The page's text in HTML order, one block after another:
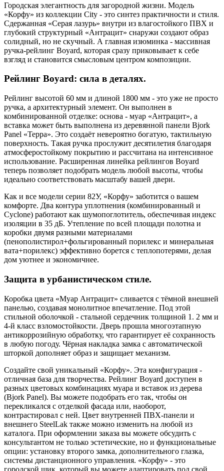
Городская элегантность для загородной жизни. Модель
«Корфу» из коллекции City - это синтез практичности и стиля.
Сдержанная «Серая лазурь» внутри из влагостойкого ПВХ и
глубокий структурный «Антрацит» снаружи создают образ
солидный, но не скучный. А главная изюминка - массивная
ручка-рейлинг Boyard, которая сразу приковывает к себе
взгляд и становится смысловым центром композиции.
Рейлинг Boyard: сила в деталях.
Рейлинг высотой 60 мм и длиной 1800 мм - это уже не просто
ручка, а архитектурный элемент. Он выполнен в
комбинированной отделке: основа - муар «Антрацит», а
вставка может быть выполнена из деревянной панели Bjork
Panel «Терра». Это создаёт невероятно богатую, тактильную
поверхность. Такая ручка прослужит десятилетия благодаря
атмосферостойкому покрытию и рассчитана на интенсивное
использование. Расширенная линейка рейлингов Boyard
теперь позволяет подобрать модель любой высоты, чтобы
идеально соответствовать масштабу вашей двери.
Как и все модели серии 82У, «Корфу» заботится о вашем
комфорте. Два контура уплотнения (комбинированный и
Cyclone) работают как шумопоглотитель, обеспечивая индекс
изоляции в 35 дБ. Утепление по всей площади полотна и
коробки двумя разными материалами
(пенополистирол+фольгированный порилекс и минеральная
вата+порилекс) эффективно борется с теплопотерями, делая
дом уютнее и экономичнее.
Защита в урбанистическом стиле.
Коробка цвета «Муар Антрацит» сливается с тёмной внешней
панелью, создавая монолитное впечатление. Под этой
стильной оболочкой - стальной сердечник толщиной 1. 2 мм и
4-й класс взломостойкости. Дверь прошла многоэтапную
антикоррозийную обработку, что гарантирует её сохранность
в любую погоду. Чёрная накладка замка с автоматической
шторкой дополняет образ и защищает механизм.
Создайте свой уникальный «Корфу». Эта конфигурация -
отличная база для творчества. Рейлинг Boyard доступен в
разных цветовых комбинациях муара и вставок из дерева
(Bjork Panel). Вы можете подобрать его так, чтобы он
перекликался с отделкой фасада или, наоборот,
контрастировал с ней. Цвет внутренней ПВХ-панели и
внешнего SteelLak также можно изменить на любой из
каталога. При оформлении заказа вы можете обсудить с
консультантом не только эстетические, но и функциональные
опции: установку второго замка, дополнительного глазка,
системы дистанционного управления. «Корфу» - это
городской шик, который вы можете адаптировать под свой